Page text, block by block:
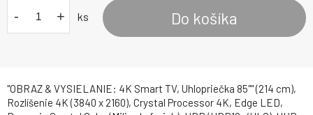
"OBRAZ & VYSIELANIE: 4K Smart TV, Uhlopriečka 85"" (214 cm),
Rozlíšenie 4K (3840 x 2160), Crystal Processor 4K, Edge LED,
- + ks Do košíka